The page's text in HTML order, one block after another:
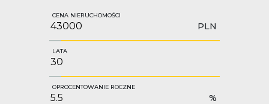
CENA NIERUCHOMOŚCI
PLN
LATA
OPROCENTOWANIE ROCZNE
%